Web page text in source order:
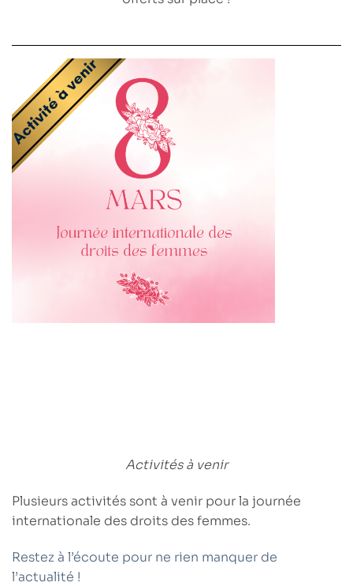
Activités à venir
Plusieurs activités sont à venir pour la journée
internationale des droits des femmes.
Restez à l’écoute pour ne rien manquer de
l’actualité !